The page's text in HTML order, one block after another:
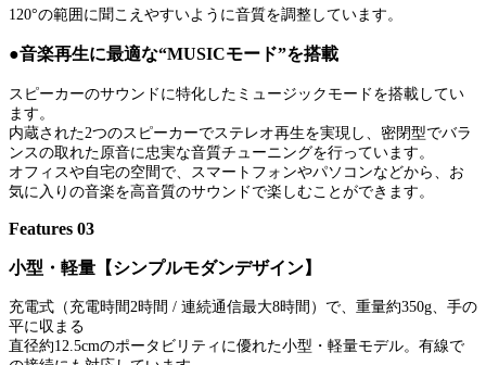
120°の範囲に聞こえやすいように音質を調整しています。
●音楽再生に最適な“MUSICモード”を搭載
スピーカーのサウンドに特化したミュージックモードを搭載してい
ます。
内蔵された2つのスピーカーでステレオ再生を実現し、密閉型でバラ
ンスの取れた原音に忠実な音質チューニングを行っています。
オフィスや自宅の空間で、スマートフォンやパソコンなどから、お
気に入りの音楽を高音質のサウンドで楽しむことができます。
Features 03
小型・軽量【シンプルモダンデザイン】
充電式（充電時間2時間 / 連続通信最大8時間）で、重量約350g、手の
平に収まる
直径約12.5cmのポータビリティに優れた小型・軽量モデル。有線で